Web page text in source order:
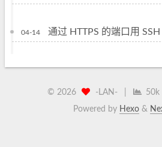
04-14 通过 HTTPS 的端口用
© 2026 -LAN- 50k
Powered by Hexo&